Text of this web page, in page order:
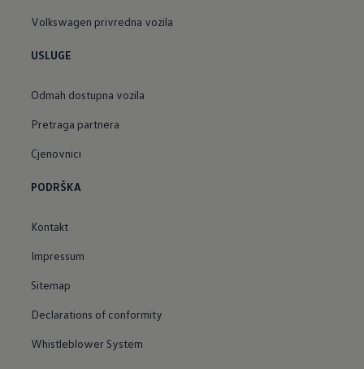
Volkswagen privredna vozila
USLUGE
Odmah dostupna vozila
Pretraga partnera
Cjenovnici
PODRŠKA
Kontakt
Impressum
Sitemap
Declarations of conformity
Whistleblower System